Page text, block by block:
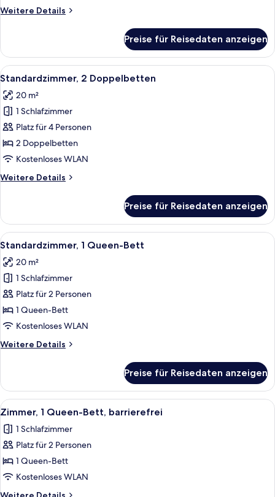
Weitere Details
Weitere
Preise für Reisedaten anzeigen
Alle
Fotos
für
Standardzimmer,
2 Doppelbetten
anzeigen
Ein Hotelzimmer mit zwei Betten,
7
Standardzimmer, 2 Doppelbetten
20 m²
1 Schlafzimmer
Platz für 4 Personen
2 Doppelbetten
Kostenloses WLAN
Weitere Details
Weitere
2 Doppelbetten
Preise für Reisedaten anzeigen
Alle
Fotos
für
Standardzimmer,
1
Queen-
Bett
Drei Flaschen Apothéke White
6
Standardzimmer, 1 Queen-Bett
20 m²
1 Schlafzimmer
Platz für 2 Personen
1 Queen-Bett
Kostenloses WLAN
Weitere Details
Weitere
1
Queen-
Bett
Preise für Reisedaten anzeigen
Alle
Fotos
für
Zimmer,
1
Queen-
Bett,
Drei Flaschen Apothéke White
7
Zimmer, 1 Queen-Bett, barrierefrei
1 Schlafzimmer
Platz für 2 Personen
1 Queen-Bett
Kostenloses WLAN
Weitere